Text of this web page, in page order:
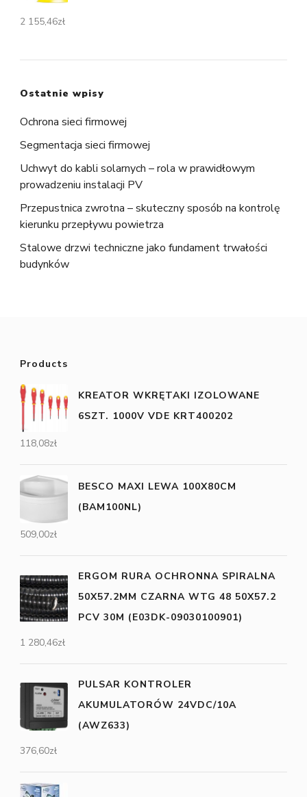
2 155,46zł
Ostatnie wpisy
Ochrona sieci firmowej
Segmentacja sieci firmowej
Uchwyt do kabli solarnych – rola w prawidłowym
prowadzeniu instalacji PV
Przepustnica zwrotna – skuteczny sposób na kontrolę
kierunku przepływu powietrza
Stalowe drzwi techniczne jako fundament trwałości
budynków
Products
KREATOR WKRĘTAKI IZOLOWANE
6SZT. 1000V VDE KRT400202
118,08zł
BESCO MAXI LEWA 100X80CM
(BAM100NL)
509,00zł
ERGOM RURA OCHRONNA SPIRALNA
50X57.2MM CZARNA WTG 48 50X57.2
PCV 30M (E03DK-09030100901)
1 280,46zł
PULSAR KONTROLER
AKUMULATORÓW 24VDC/10A
(AWZ633)
376,60zł